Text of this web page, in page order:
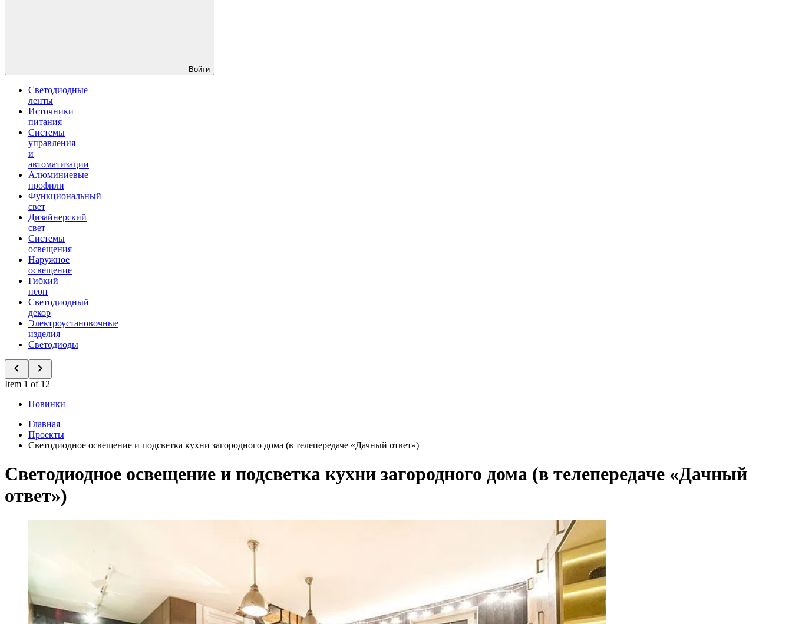
Войти
Светодиодные
ленты
Источники
питания
Системы
управления
и
автоматизации
Алюминиевые
профили
Функциональный
свет
Дизайнерский
свет
Системы
освещения
Наружное
освещение
Гибкий
неон
Светодиодный
декор
Электроустановочные
изделия
Светодиоды
Item 1 of 12
Новинки
Главная
Проекты
Светодиодное освещение и подсветка кухни загородного дома (в телепередаче «Дачный ответ»)
Светодиодное освещение и подсветка кухни загородного дома (в телепередаче «Дачный
ответ»)